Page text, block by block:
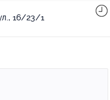
16/23/1